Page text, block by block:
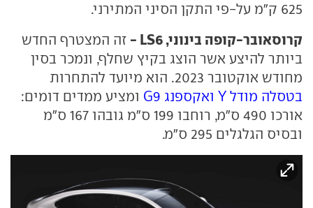
625 ק"מ על-פי התקן הסיני המתירני.
קרוסאובר-קופה בינוני, LS6 -
זה המצטרף החדש
ביותר להיצע אשר הוצג בקיץ שחלף, ונמכר בסין
מחודש אוקטובר 2023. הוא מיועד להתחרות
בטסלה מודל Y
ואקספנג G9
ומציע ממדים דומים:
אורכו 490 ס"מ, רוחבו 199 ס"מ גובהו 167 ס"מ
ובסיס הגלגלים 295 ס"מ.